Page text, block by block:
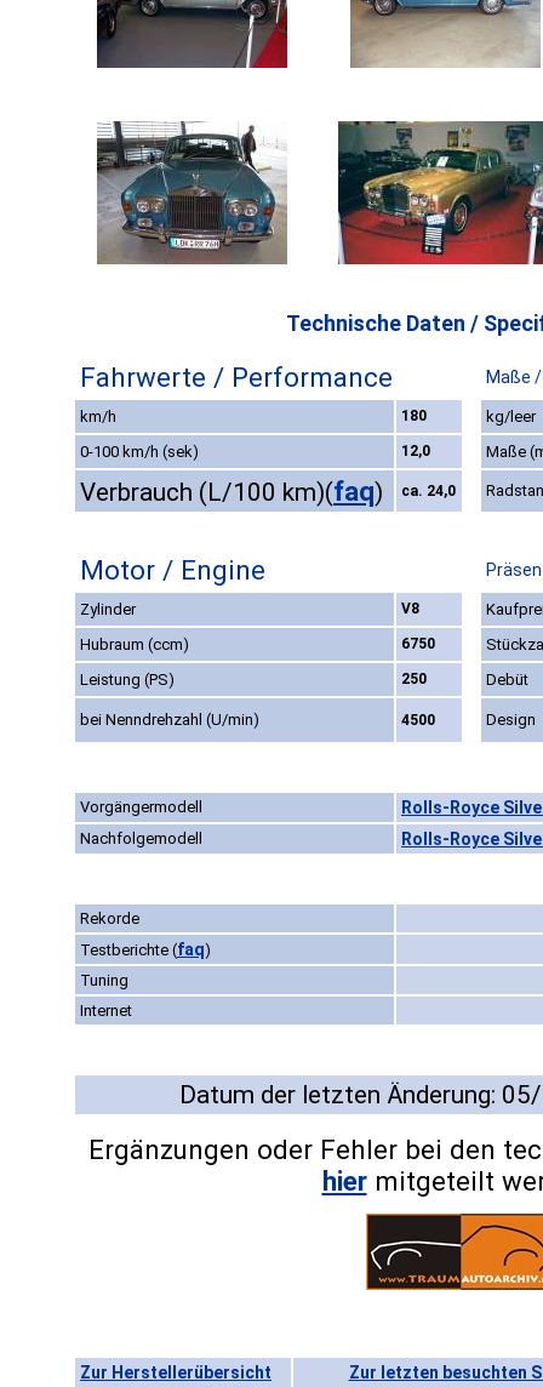
Technische Daten /
Fahrwerte / Performance Maße
km/h 180
kg/leer
0-100 km/h (sek)
12,0 Maße
Verbrauch (L/100 km)(faq) ca. 24,0
Motor / Engine
Zylinder V8
Hubraum (ccm)
6750
Leistung (PS)
250 Debüt
bei Nenndrehzahl (U/min) 4500 Design
Vorgängermodell Rolls-Royce
Nachfolgemodell Rolls-Royce
Rekorde
Testberichte (faq)
Tuning
Internet
Datum der letzten Änderung:
Ergänzungen oder Fehler bei den
hiermitgeteilt
Zur Herstellerübersicht Zur letzten besuchten